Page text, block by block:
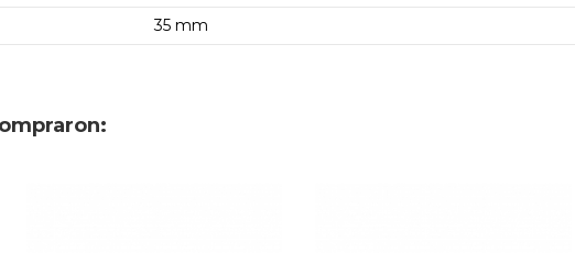
35 mm